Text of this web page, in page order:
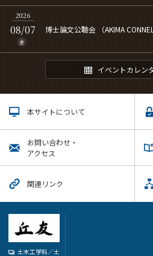
2026
08/07
金
博士論文公聴会 （AKIMA
イベントカレン
本サイトについて
お問い合わせ・
アクセス
関連リンク
土木工学科／土